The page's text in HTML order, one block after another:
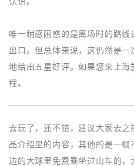
唯一稍感困惑的是离场时的路
出口。但总体来说，这仍然是
地给出五星好评。如果您来上
程。
去玩了，还不错，建议大家去
品介绍里的内容，其他的是一
边的大球里免费乘坐过山车的